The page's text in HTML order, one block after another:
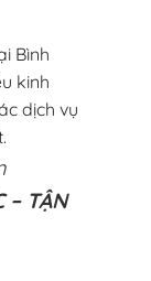
Bình
kinh
dịch vụ
– TẬN